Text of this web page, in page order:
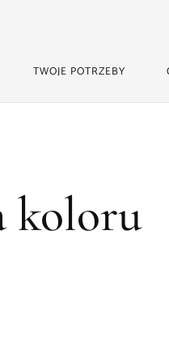
TWOJE POTRZEBY
koloru